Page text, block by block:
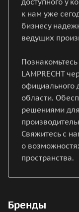
к нам уже
бизнесу
ведущих
LAMPRECHT
официального
области.
решениями
Свяжитесь с
о
пространства.
Бренды